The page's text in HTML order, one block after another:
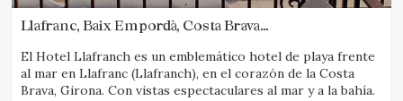
Llafranc, Baix Empordà, Costa Brava
El Hotel Llafranch es un emblemático hotel de playa frente
al mar en Llafranc (Llafranch), en el corazón de la Costa
Brava, Girona. Con vistas espectaculares al mar y a la bahía.